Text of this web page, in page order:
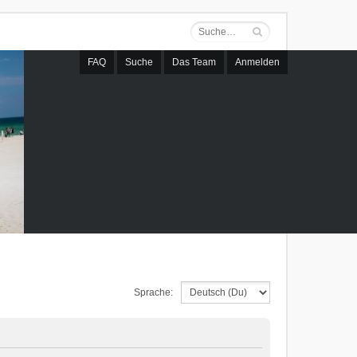
FAQ Suche Das Team Anmelden
Sprache: